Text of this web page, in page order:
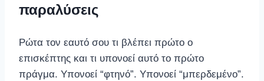
παραλύσεις
Ρώτα τον εαυτό σου τι βλέπει πρώτο ο
επισκέπτης και τι υπονοεί αυτό το πρώτο
πράγμα. Υπονοεί “φτηνό”. Υπονοεί “μπερδεμένο”.